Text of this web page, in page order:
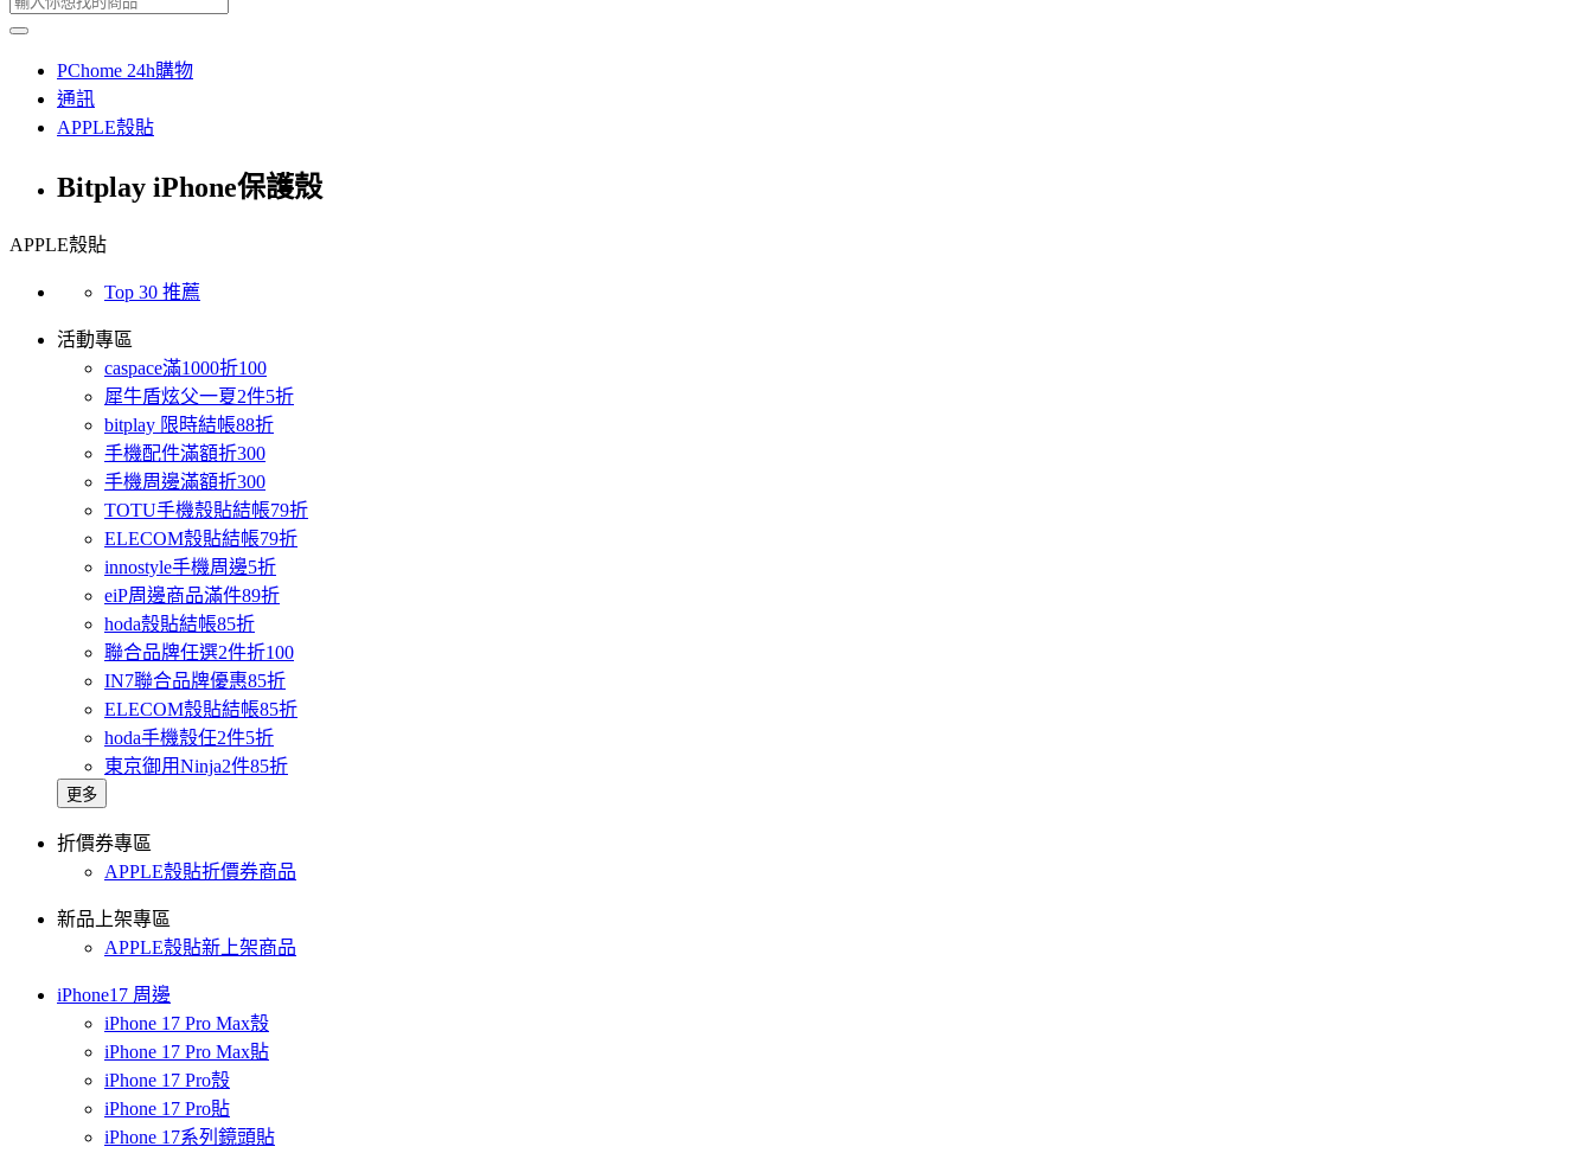
PChome 24h購物
通訊
APPLE殼貼
Bitplay iPhone保護殼
APPLE殼貼
Top 30 推薦
活動專區
caspace滿1000折100
犀牛盾炫父一夏2件5折
bitplay 限時結帳88折
手機配件滿額折300
手機周邊滿額折300
TOTU手機殼貼結帳79折
ELECOM殼貼結帳79折
innostyle手機周邊5折
eiP周邊商品滿件89折
hoda殼貼結帳85折
聯合品牌任選2件折100
IN7聯合品牌優惠85折
ELECOM殼貼結帳85折
hoda手機殼任2件5折
東京御用Ninja2件85折
更多
折價券專區
APPLE殼貼折價券商品
新品上架專區
APPLE殼貼新上架商品
iPhone17 周邊
iPhone 17 Pro Max殼
iPhone 17 Pro Max貼
iPhone 17 Pro殼
iPhone 17 Pro貼
iPhone 17系列鏡頭貼